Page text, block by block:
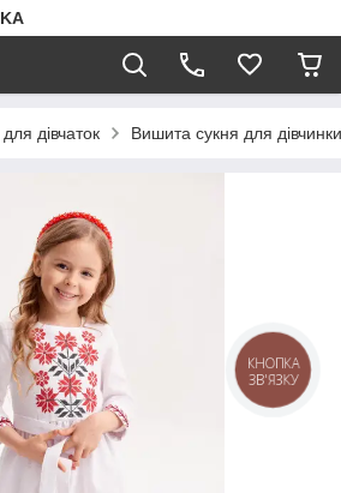
для дівчаток Вишита сукня для
КНОПКА
ЗВ'ЯЗКУ